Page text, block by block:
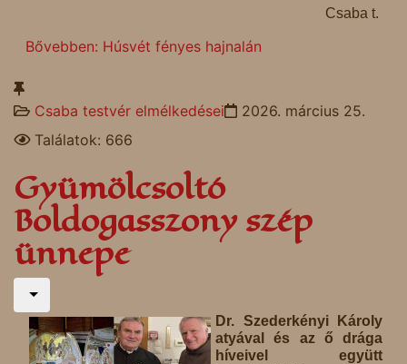
Csaba t.
Bővebben: Húsvét fényes hajnalán
Csaba testvér elmélkedései
2026. március 25.
Találatok: 666
Gyümölcsoltó
Boldogasszony szép
ünnepe
Dr. Szederkényi Károly
atyával és az ő drága
híveivel együtt